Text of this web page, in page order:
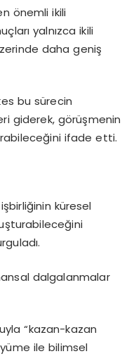
önemli ikili
yalnızca ikili
daha geniş
bu sürecin
giderek, görüşmenin
ifade etti.
küresel
dalgalanmalar
“kazan-kazan
ile bilimsel